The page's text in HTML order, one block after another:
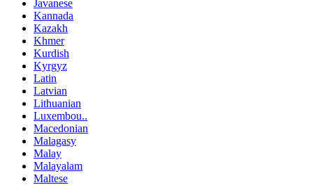
Javanese
Kannada
Kazakh
Khmer
Kurdish
Kyrgyz
Latin
Latvian
Lithuanian
Luxembou..
Macedonian
Malagasy
Malay
Malayalam
Maltese